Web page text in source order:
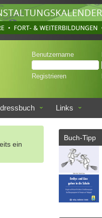
Benutzername
Registrieren
Links
ein
Buch-Tipp